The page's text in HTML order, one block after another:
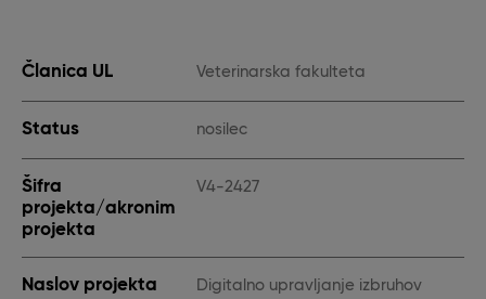
Članica UL Veterinarska fakulteta
Status nosilec
Šifra
projekta/akronim
projekta
V4-2427
Naslov projekta
Digitalno upravljanje izbruhov